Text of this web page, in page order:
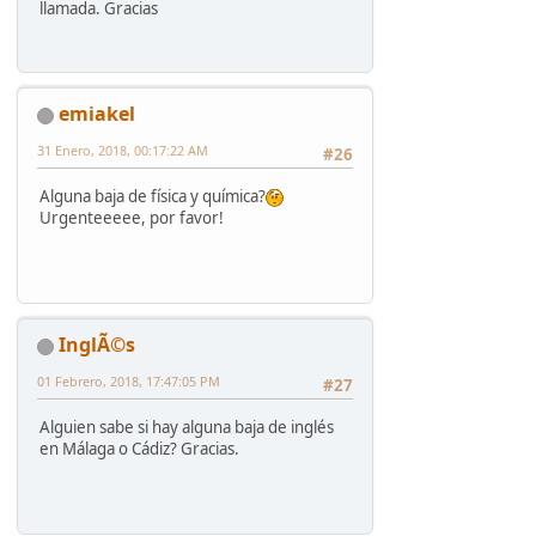
llamada. Gracias
emiakel
#26
31 Enero, 2018, 00:17:22 AM
Alguna baja de física y química?
Urgenteeeee, por favor!
InglÃ©s
#27
01 Febrero, 2018, 17:47:05 PM
Alguien sabe si hay alguna baja de inglés
en Málaga o Cádiz? Gracias.